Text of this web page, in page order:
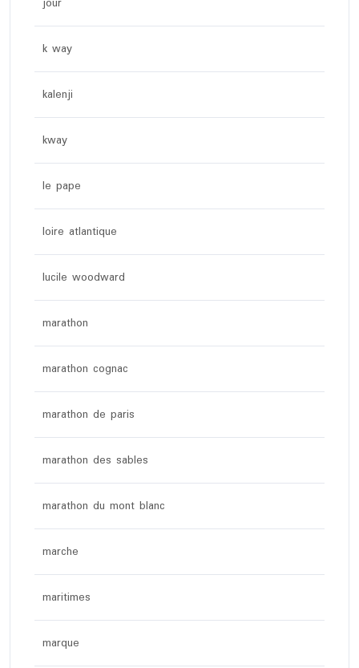
k way
kalenji
kway
le pape
loire atlantique
lucile woodward
marathon
marathon cognac
marathon de paris
marathon des sables
marathon du mont blanc
marche
maritimes
marque